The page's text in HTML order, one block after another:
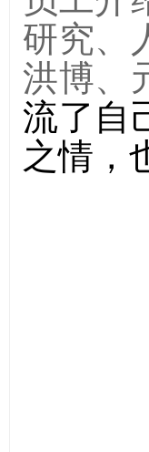
研究、
洪博、
流了自
之情 ，